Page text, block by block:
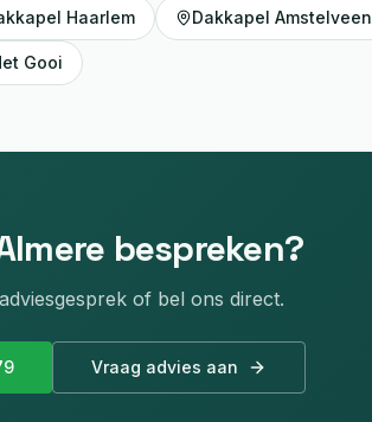
Haarlem Dakkapel Amstelveen
Gooi
bespreken?
of bel ons direct.
Vraag advies aan